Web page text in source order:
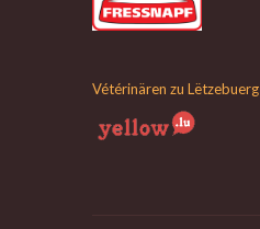
Vétérinären zu Lëtzebuerg